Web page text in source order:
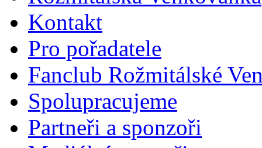
Kontakt
Pro pořadatele
Fanclub Rožmitálské
Spolupracujeme
Partneři a sponzoři